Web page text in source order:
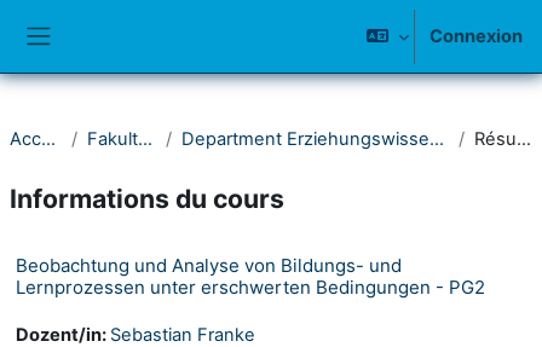
Connexion
Accueil Fakultät II Department Erziehungswissenschaft Résumé
Informations du cours
Beobachtung und Analyse von Bildungs- und
Lernprozessen unter erschwerten Bedingungen - PG2
Dozent/in: Sebastian Franke